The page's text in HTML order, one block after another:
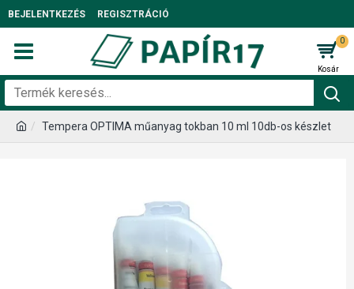
BEJELENTKEZÉS REGISZTRÁCIÓ
0
Tempera OPTIMA műanyag tokban 10 ml 10db-os készlet